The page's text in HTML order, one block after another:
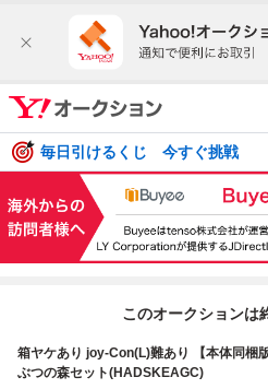
毎日引けるくじ 今すぐ挑戦
このオークションは
箱ヤケあり joy-Con(L)難あり 【本体同梱
ぶつの森セット(HADSKEAGC)